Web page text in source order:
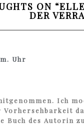
ON “
DER
Uhr
Ich
Buch des Autorin